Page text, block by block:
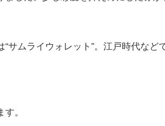
サムライウォレット”。江戸時代など
。